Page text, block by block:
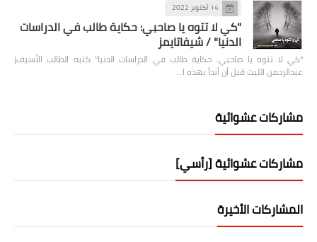
14 أكتوبر 2022
"كي لا تتوه يا صاحبي: حكاية طالب في الدراسات
الدنيا" / شيفاتايمز
"كي لا تتوه يا صاحبي: حكاية طالب في الدراسات الدنيا" كتبه الطالب الأسيف|
عبدالرحمن الليث قبل أن أبدأ بهذه ا…
مشاركات عشوائية
مشاركات عشوائية [رأسي]
المشاركات الأخيرة